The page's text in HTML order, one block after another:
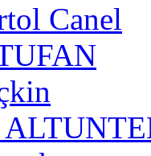
Canel